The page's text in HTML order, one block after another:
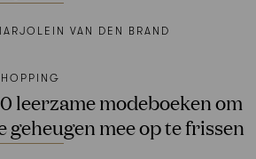
VAN DEN BRAND
leerzame modeboeken om
geheugen mee op te frissen